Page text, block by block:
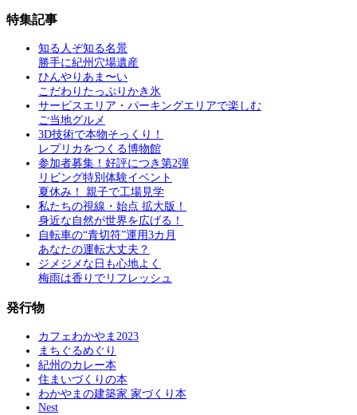
特集記事
知る人ぞ知る名景
勝手に紀州穴場遺産
ひんやりあま〜い
こだわりたっぷりかき氷
サービスエリア・パーキングエリアで楽しむ
ご当地グルメ
3D技術で本物そっくり！
レプリカをつくる博物館
参加者募集！好評につき第2弾
リビング特別体験イベント
夏休み！ 親子で工場見学
私たちの視線・始点 拡大版！
身近な自然が世界を広げる！
自転車の“青切符”運用3カ月
あなたの運転大丈夫？
ジメジメな日も心地よく
梅雨は香りでリフレッシュ
発行物
カフェわかやま2023
まちぐるめぐり
紀州のカレー本
住まいづくりの本
わかやまの建築家 家づくり本
Nest